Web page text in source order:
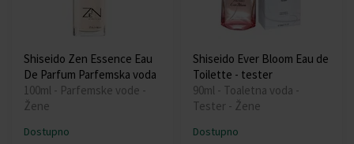
Shiseido Zen Essence Eau
De Parfum Parfemska voda
100ml - Parfemske vode -
Žene
Dostupno
Shiseido Ever Bloom Eau de
Toilette - tester
90ml - Toaletna voda -
Tester - Žene
Dostupno